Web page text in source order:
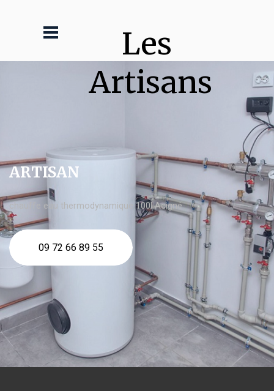
Les
Artisans
ARTISAN
chauffe eau thermodynamique 100l Acigné
09 72 66 89 55